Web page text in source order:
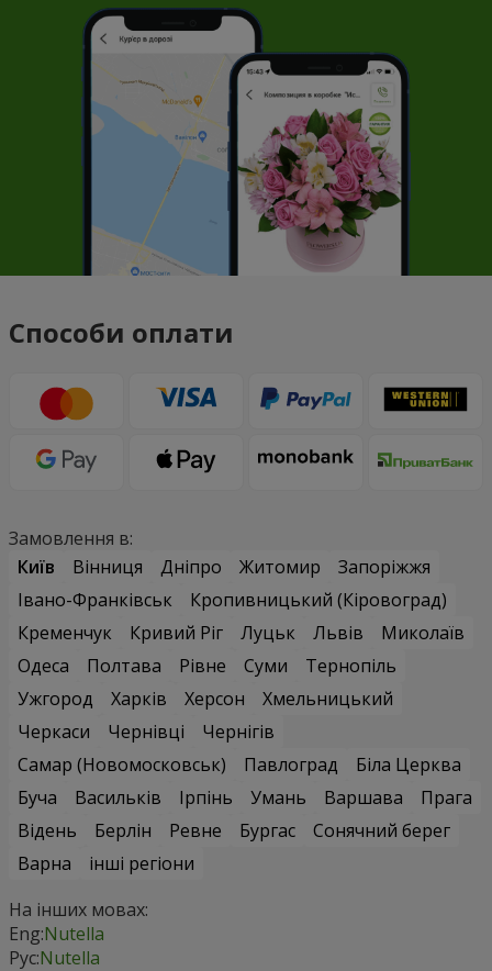
Способи оплати
Замовлення в:
Київ
Вінниця Дніпро Житомир
Запоріжжя
Івано-Франківськ
Кропивницький (Кіровоград)
Кременчук
Кривий Ріг Луцьк Львів
Миколаїв
Одеса
Полтава Рівне Суми
Тернопіль
Ужгород
Харків Херсон
Хмельницький
Черкаси
Чернівці
Чернігів
Самар (Новомосковськ)
Павлоград
Біла Церква
Буча
Васильків Ірпінь Умань Варшава
Прага
Відень
Берлін Ревне Бургас
Сонячний берег
Варна
інші регіони
На інших мовах:
Eng:Nutella
Рус:Nutella